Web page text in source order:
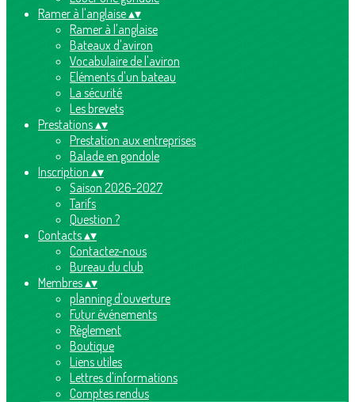
Ramer à l'anglaise▴▾
Ramer à l'anglaise
Bateaux d'aviron
Vocabulaire de l'aviron
Eléments d'un bateau
La sécurité
Les brevets
Prestations▴▾
Prestation aux entreprises
Balade en gondole
Inscription ▴▾
Saison 2026-2027
Tarifs
Question ?
Contacts▴▾
Contactez-nous
Bureau du club
Membres▴▾
planning d'ouverture
Futur événements
Règlement
Boutique
Liens utiles
Lettres d'informations
Comptes rendus